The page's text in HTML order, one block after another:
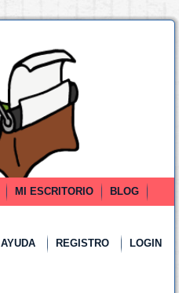
MI ESCRITORIO
BLOG
AYUDA REGISTRO LOGIN